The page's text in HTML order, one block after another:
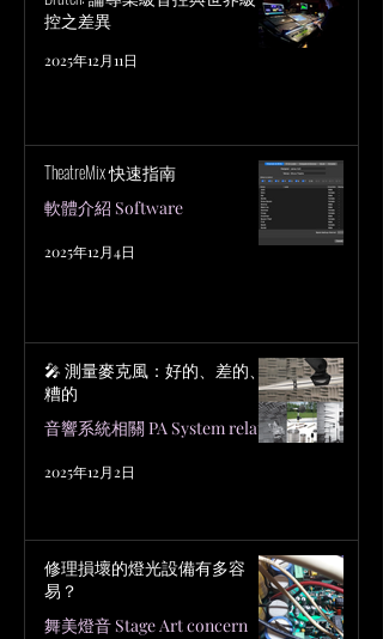
控之差異
2025年12月11日
TheatreMix 快速指南
軟體介紹 Software
2025年12月4日
🎤 測量麥克風：好的、差的、
糟的
音響系統相關 PA System related
2025年12月2日
修理損壞的燈光設備有多容
易？
舞美燈音 Stage Art concern